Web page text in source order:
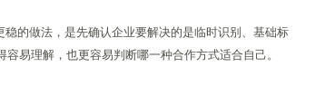
的做法，是先确认企业要解决的是临时识别、基础标
易理解，也更容易判断哪一种合作方式适合自己。